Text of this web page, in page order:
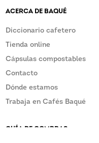
ACERCA DE BAQUÉ
Diccionario cafetero
Tienda online
Cápsulas compostables
Contacto
Dónde estamos
Trabaja en Cafés Baqué
GUÍA DE COMPRAS